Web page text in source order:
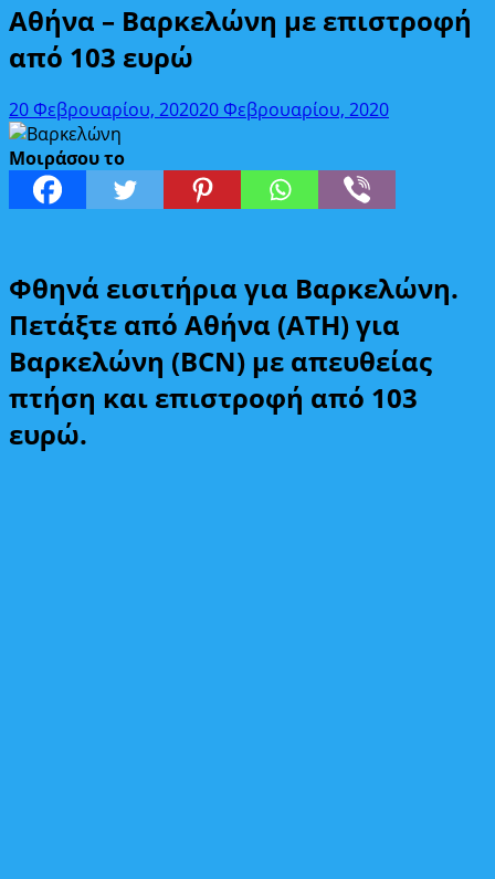
Αθήνα – Βαρκελώνη με επιστροφή
από 103 ευρώ
20 Φεβρουαρίου, 202020 Φεβρουαρίου, 2020
Μοιράσου το
Φθηνά εισιτήρια για Βαρκελώνη.
Πετάξτε από Αθήνα (ATH) για
Βαρκελώνη (BCN) με απευθείας
πτήση και επιστροφή από 103
ευρώ.